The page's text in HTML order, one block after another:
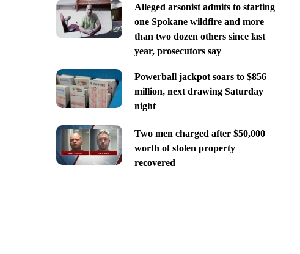
Alleged arsonist admits to starting
one Spokane wildfire and more
than two dozen others since last
year, prosecutors say
Powerball jackpot soars to $856
million, next drawing Saturday
night
Two men charged after $50,000
worth of stolen property
recovered